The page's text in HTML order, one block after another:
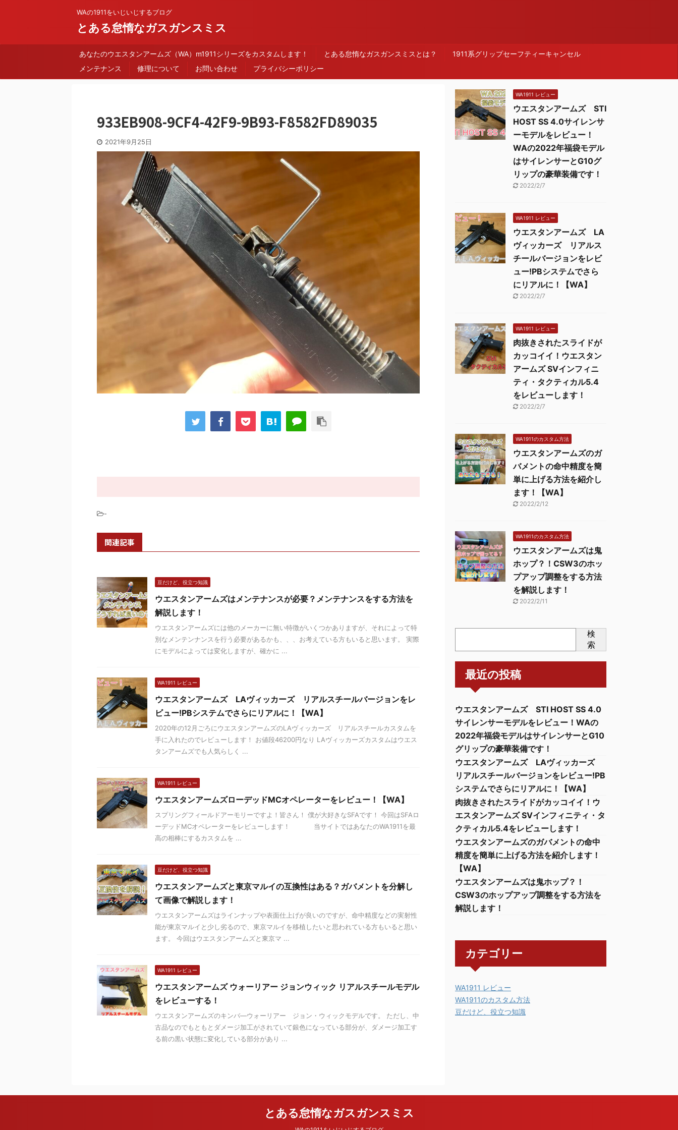
WAの1911をいじいじするブログ
とある怠惰なガスガンスミス
あなたのウエスタンアームズ（WA）m1911シリーズをカスタムします！ とある怠惰なガスガンスミスとは？
1911系グリップセーフティーキャンセル
メンテナンス
修理について お問い合わせ プライバシーポリシー
933EB908-9CF4-42F9-9B93-F8582FD89035
2021年9月25日
-
関連記事
豆だけど、役立つ知識
ウエスタンアームズはメンテナンスが必要？メンテナンスをする方法を
解説します！
ウエスタンアームズには他のメーカーに無い特徴がいくつかありますが、それによって特
別なメンテンナンスを行う必要があるかも、、、お考えている方もいると思います。 実際
にモデルによっては変化しますが、確かに ...
WA1911 レビュー
ウエスタンアームズ LAヴィッカーズ リアルスチールバージョンをレ
ビュー!PBシステムでさらにリアルに！【WA】
2020年の12月ごろにウエスタンアームズのLAヴィッカーズ リアルスチールカスタムを
手に入れたのでレビューします！ お値段46200円なり LAヴィッカーズカスタムはウエス
タンアームズでも人気らしく ...
WA1911 レビュー
ウエスタンアームズローデッドMCオペレーターをレビュー！【WA】
スプリングフィールドアーモリーですよ！皆さん！ 僕が大好きなSFAです！ 今回はSFAロ
ーデッドMCオペレーターをレビューします！ 当サイトではあなたのWA1911を最
高の相棒にするカスタムを ...
豆だけど、役立つ知識
ウエスタンアームズと東京マルイの互換性はある？ガバメントを分解し
て画像で解説します！
ウエスタンアームズはラインナップや表面仕上げが良いのですが、命中精度などの実射性
能が東京マルイと少し劣るので、東京マルイを移植したいと思われている方もいると思い
ます。 今回はウエスタンアームズと東京マ ...
WA1911 レビュー
ウエスタンアームズ ウォーリアー ジョンウィック リアルスチールモデル
をレビューする！
ウエスタンアームズのキンバ―ウォーリアー ジョン・ウィックモデルです。 ただし、中
古品なのでもともとダメージ加工がされていて銀色になっている部分が、ダメージ加工す
る前の黒い状態に変化している部分があり ...
WA1911 レビュー
ウエスタンアームズ STI
HOST SS 4.0サイレンサ
ーモデルをレビュー！
WAの2022年福袋モデル
はサイレンサーとG10グ
リップの豪華装備です！
2022/2/7
WA1911 レビュー
ウエスタンアームズ LA
ヴィッカーズ リアルス
チールバージョンをレビ
ュー!PBシステムでさら
にリアルに！【WA】
2022/2/7
WA1911 レビュー
肉抜きされたスライドが
カッコイイ！ウエスタン
アームズ SVインフィニ
ティ・タクティカル5.4
をレビューします！
2022/2/7
WA1911のカスタム方法
ウエスタンアームズのガ
バメントの命中精度を簡
単に上げる方法を紹介し
ます！【WA】
2022/2/12
WA1911のカスタム方法
ウエスタンアームズは鬼
ホップ？！CSW3のホッ
プアップ調整をする方法
を解説します！
2022/2/11
検
索
最近の投稿
ウエスタンアームズ STI HOST SS 4.0
サイレンサーモデルをレビュー！WAの
2022年福袋モデルはサイレンサーとG10
グリップの豪華装備です！
ウエスタンアームズ LAヴィッカーズ
リアルスチールバージョンをレビュー!PB
システムでさらにリアルに！【WA】
肉抜きされたスライドがカッコイイ！ウ
エスタンアームズ SVインフィニティ・タ
クティカル5.4をレビューします！
ウエスタンアームズのガバメントの命中
精度を簡単に上げる方法を紹介します！
【WA】
ウエスタンアームズは鬼ホップ？！
CSW3のホップアップ調整をする方法を
解説します！
カテゴリー
WA1911 レビュー
WA1911のカスタム方法
豆だけど、役立つ知識
とある怠惰なガスガンスミス